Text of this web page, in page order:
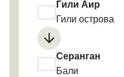
Гили Аир
Гили острова
Серанган
Бали